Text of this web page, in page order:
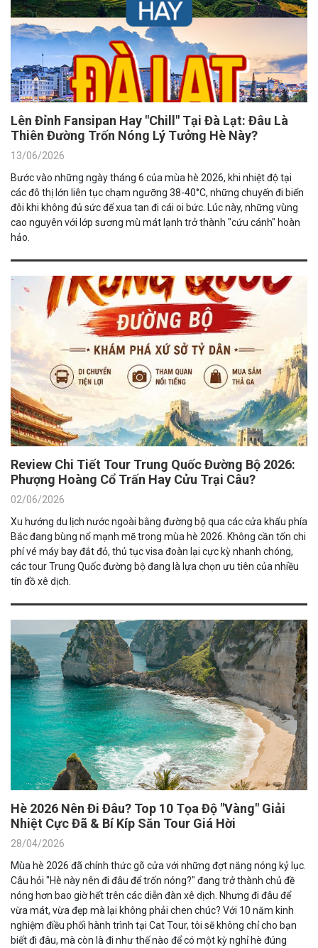
Lên Đỉnh Fansipan Hay "Chill" Tại Đà Lạt: Đâu Là
Thiên Đường Trốn Nóng Lý Tưởng Hè Này?
13/06/2026
Bước vào những ngày tháng 6 của mùa hè 2026, khi nhiệt độ tại
các đô thị lớn liên tục chạm ngưỡng 38-40°C, những chuyến đi biển
đôi khi không đủ sức để xua tan đi cái oi bức. Lúc này, những vùng
cao nguyên với lớp sương mù mát lạnh trở thành "cứu cánh" hoàn
hảo.
Review Chi Tiết Tour Trung Quốc Đường Bộ 2026:
Phượng Hoàng Cổ Trấn Hay Cửu Trại Câu?
02/06/2026
Xu hướng du lịch nước ngoài bằng đường bộ qua các cửa khẩu phía
Bắc đang bùng nổ mạnh mẽ trong mùa hè 2026. Không cần tốn chi
phí vé máy bay đắt đỏ, thủ tục visa đoàn lại cực kỳ nhanh chóng,
các tour Trung Quốc đường bộ đang là lựa chọn ưu tiên của nhiều
tín đồ xê dịch.
Hè 2026 Nên Đi Đâu? Top 10 Tọa Độ "Vàng" Giải
Nhiệt Cực Đã & Bí Kíp Săn Tour Giá Hời
28/04/2026
Mùa hè 2026 đã chính thức gõ cửa với những đợt nắng nóng kỷ lục.
Câu hỏi "Hè này nên đi đâu để trốn nóng?" đang trở thành chủ đề
nóng hơn bao giờ hết trên các diễn đàn xê dịch. Nhưng đi đâu để
vừa mát, vừa đẹp mà lại không phải chen chúc? Với 10 năm kinh
nghiệm điều phối hành trình tại Cat Tour, tôi sẽ không chỉ cho bạn
biết đi đâu, mà còn là đi như thế nào để có một kỳ nghỉ hè đúng